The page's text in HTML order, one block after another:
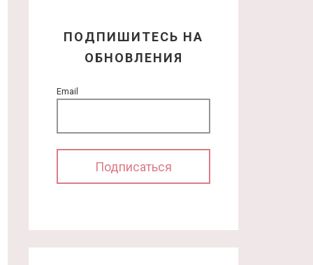
ПОДПИШИТЕСЬ НА
ОБНОВЛЕНИЯ
Email